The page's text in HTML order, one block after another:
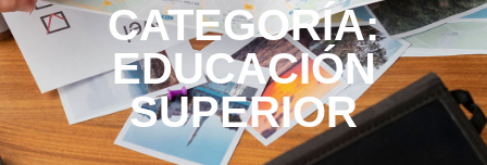
CATEGORÍA:
EDUCACIÓN
SUPERIOR